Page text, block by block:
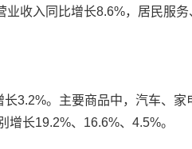
收入同比增长8.6%，居民服
。主要商品中，汽车、家
长19.2%、16.6%、4.5%。